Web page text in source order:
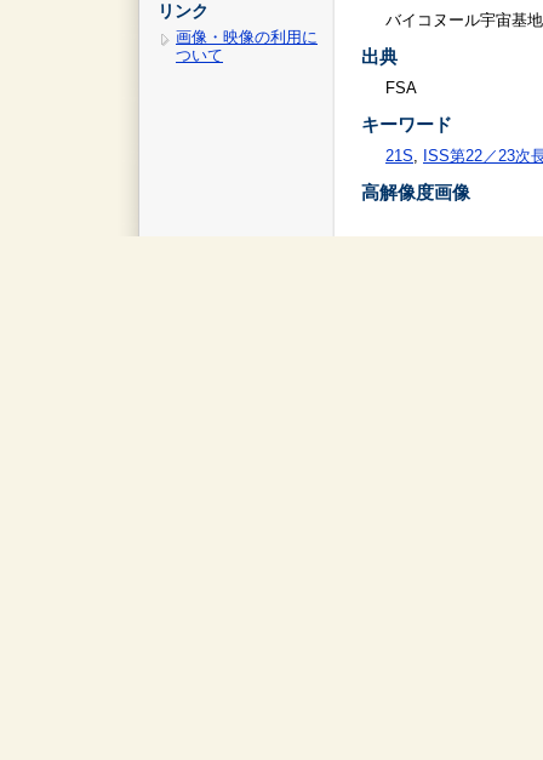
リンク
画像・映像の利用に
ついて
バイコヌール宇宙基地
出典
FSA
キーワード
21S, ISS第22／23次
高解像度画像